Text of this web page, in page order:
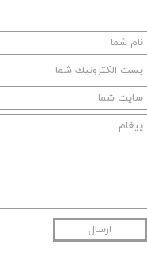
ارسال